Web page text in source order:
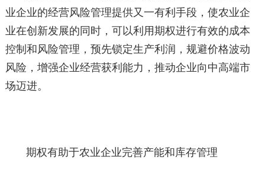
业企业的经营风险管理提供又一有利手段，使农业企
业在创新发展的同时，可以利用期权进行有效的成本
控制和风险管理，预先锁定生产利润，规避价格波动
风险，增强企业经营获利能力，推动企业向中高端市
场迈进。
期权有助于农业企业完善产能和库存管理